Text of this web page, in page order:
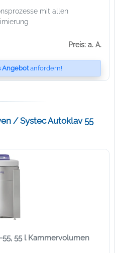
mit allen
Preis: a. A.
Angebotanfordern!
/ Systec Autoklav 55
55 l Kammervolumen